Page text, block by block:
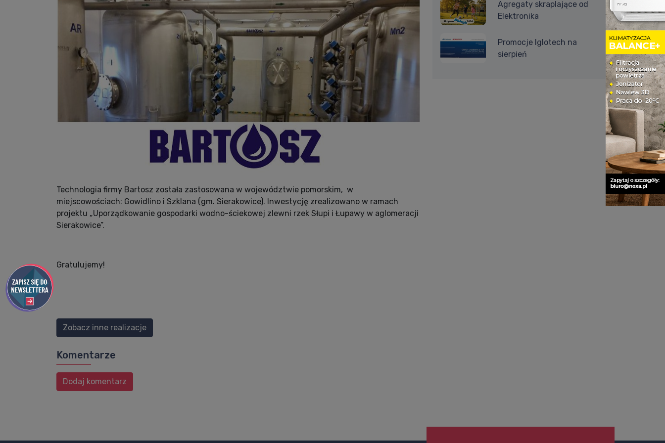
Technologia firmy Bartosz została zastosowana w województwie pomorskim, w
miejscowościach: Gowidlino i Szklana (gm. Sierakowice). Inwestycję zrealizowano w ramach
projektu „Uporządkowanie gospodarki wodno-ściekowej zlewni rzek Słupi i Łupawy w aglomeracji
Sierakowice”.
Gratulujemy!
Zobacz inne realizacje
Komentarze
Dodaj komentarz
Agregaty skraplające od
Elektronika
Promocje Iglotech na
sierpień